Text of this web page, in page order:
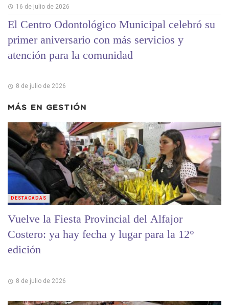
16 de julio de 2026
El Centro Odontológico Municipal celebró su
primer aniversario con más servicios y
atención para la comunidad
8 de julio de 2026
MÁS EN GESTIÓN
Vuelve la Fiesta Provincial del Alfajor
Costero: ya hay fecha y lugar para la 12°
edición
8 de julio de 2026
DESTACADAS